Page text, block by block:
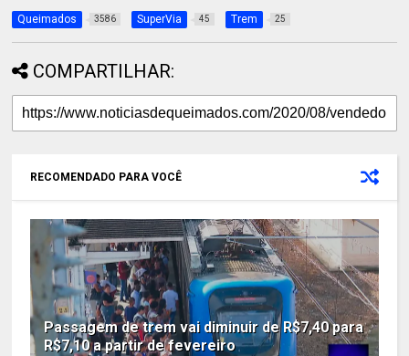
Queimados 3586 SuperVia 45 Trem 25
COMPARTILHAR:
RECOMENDADO PARA VOCÊ
Passagem de trem vai diminuir de R$7,40 para
R$7,10 a partir de fevereiro